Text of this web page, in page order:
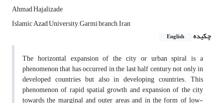
Ahmad Hajalizade
Islamic Azad University, Garmi branch, Iran
چکیده
English
The horizontal expansion of the city or urban spiral is a
phenomenon that has occurred in the last half century not only in
developed countries but also in developing countries. This
phenomenon of rapid spatial growth and expansion of the city